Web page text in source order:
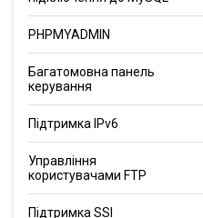
PHPMYADMIN
Багатомовна панель
керування
Підтримка IPv6
Управління
користувачами FTP
Підтримка SSI